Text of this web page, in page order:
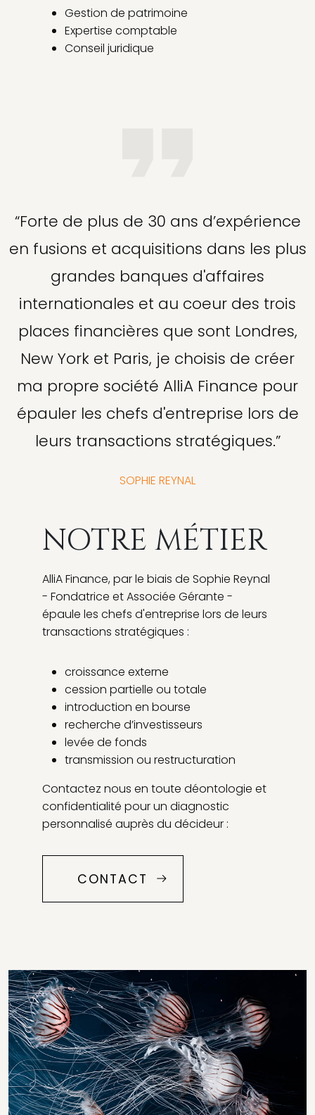
Gestion de patrimoine
Expertise comptable
Conseil juridique
“Forte de plus de 30 ans d’expérience
en fusions et acquisitions dans les plus
grandes banques d'affaires
internationales et au coeur des trois
places financières que sont Londres,
New York et Paris, je choisis de créer
ma propre société AlliA Finance pour
épauler les chefs d'entreprise lors de
leurs transactions stratégiques.”
SOPHIE REYNAL
NOTRE MÉTIER
AlliA Finance, par le biais de Sophie Reynal
- Fondatrice et Associée Gérante -
épaule les chefs d'entreprise lors de leurs
transactions stratégiques :
croissance externe
cession partielle ou totale
introduction en bourse
recherche d’investisseurs
levée de fonds
transmission ou restructuration
Contactez nous en toute déontologie et
confidentialité pour un diagnostic
personnalisé auprès du décideur :
CONTACT